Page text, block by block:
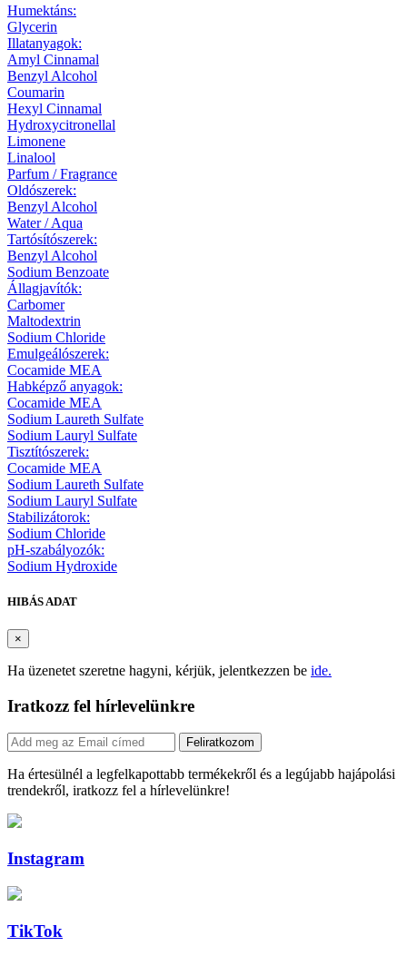
Humektáns:
Glycerin
Illatanyagok:
Amyl Cinnamal
Benzyl Alcohol
Coumarin
Hexyl Cinnamal
Hydroxycitronellal
Limonene
Linalool
Parfum / Fragrance
Oldószerek:
Benzyl Alcohol
Water / Aqua
Tartósítószerek:
Benzyl Alcohol
Sodium Benzoate
Állagjavítók:
Carbomer
Maltodextrin
Sodium Chloride
Emulgeálószerek:
Cocamide MEA
Habképző anyagok:
Cocamide MEA
Sodium Laureth Sulfate
Sodium Lauryl Sulfate
Tisztítószerek:
Cocamide MEA
Sodium Laureth Sulfate
Sodium Lauryl Sulfate
Stabilizátorok:
Sodium Chloride
pH-szabályozók:
Sodium Hydroxide
HIBÁS ADAT
×
Ha üzenetet szeretne hagyni, kérjük, jelentkezzen be ide.
Iratkozz fel hírlevelünkre
Feliratkozom
Ha értesülnél a legfelkapottabb termékekről és a legújabb hajápolási
trendekről, iratkozz fel a hírlevelünkre!
Instagram
TikTok